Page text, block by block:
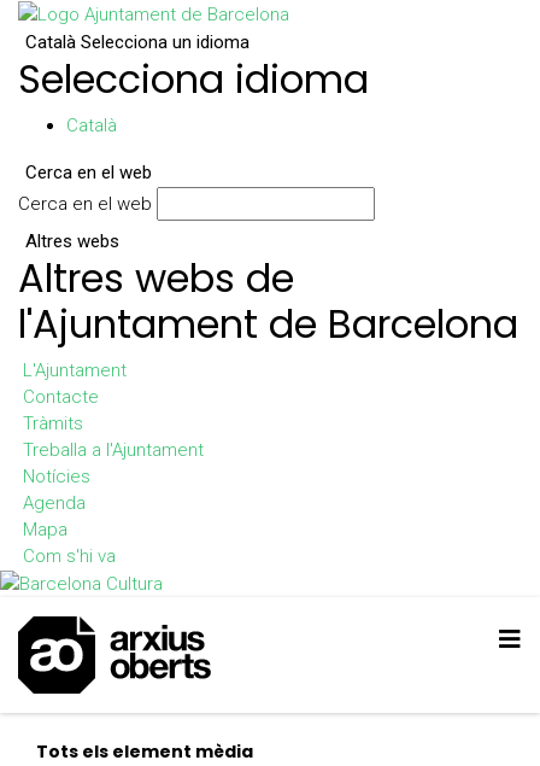
Català Selecciona un idioma
Selecciona idioma
Català
Cerca en el web
Cerca en el web
Altres webs
Altres webs de
l'Ajuntament de Barcelona
L'Ajuntament
Contacte
Tràmits
Treballa a l'Ajuntament
Notícies
Agenda
Mapa
Com s'hi va
Tots els element mèdia